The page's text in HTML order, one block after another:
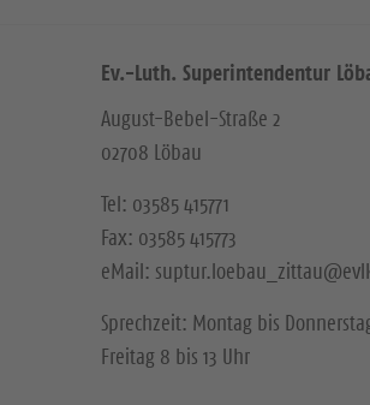
Ev.-Luth. Superintendentur
August-Bebel-Straße 2
02708 Löbau
Tel: 03585 415771
Fax: 03585 415773
eMail:
Sprechzeit: Montag bis
Freitag 8 bis 13 Uhr